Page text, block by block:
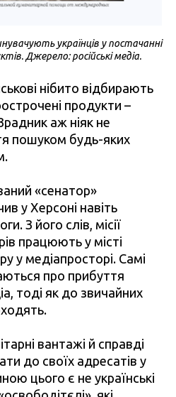
українців у постачанні
Джерело: російські медіа.
нібито відбирають
продукти –
аж ніяк не
пошуком будь-яких
«сенатор»
у Херсоні навіть
З його слів, місії
працюють у місті
у медіапросторі. Самі
про прибуття
тоді як до звичайних
вантажі й справді
до своїх адресатів у
цього є не українські